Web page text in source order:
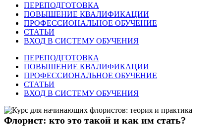
ПЕРЕПОДГОТОВКА
ПОВЫШЕНИЕ КВАЛИФИКАЦИИ
ПРОФЕССИОНАЛЬНОЕ ОБУЧЕНИЕ
СТАТЬИ
ВХОД В СИСТЕМУ ОБУЧЕНИЯ
ПЕРЕПОДГОТОВКА
ПОВЫШЕНИЕ КВАЛИФИКАЦИИ
ПРОФЕССИОНАЛЬНОЕ ОБУЧЕНИЕ
СТАТЬИ
ВХОД В СИСТЕМУ ОБУЧЕНИЯ
Флорист: кто это такой и как им стать?